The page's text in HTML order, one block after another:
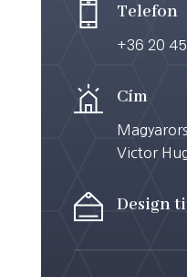
Telefon
+36 20
Cím
Victor
Design